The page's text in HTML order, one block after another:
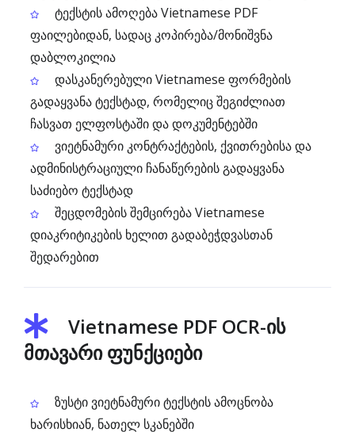
ტექსტის ამოღება Vietnamese PDF
ფაილებიდან, სადაც კოპირება/მონიშვნა
დაბლოკილია
დასკანერებული Vietnamese ფორმების
გადაყვანა ტექსტად, რომელიც შეგიძლიათ
ჩასვათ ელფოსტაში და დოკუმენტებში
ვიეტნამური კონტრაქტების, ქვითრებისა და
ადმინისტრაციული ჩანაწერების გადაყვანა
საძიებო ტექსტად
შეცდომების შემცირება Vietnamese
დიაკრიტიკების ხელით გადაბეჭდვასთან
შედარებით
Vietnamese PDF OCR-ის
მთავარი ფუნქციები
ზუსტი ვიეტნამური ტექსტის ამოცნობა
ხარისხიან, ნათელ სკანებში